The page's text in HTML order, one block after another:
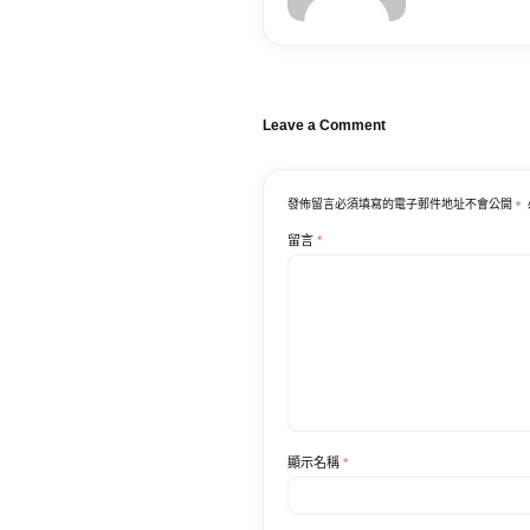
Leave a Comment
發佈留言必須填寫的電子郵件地址不會公開。
留言 *
顯示名稱 *